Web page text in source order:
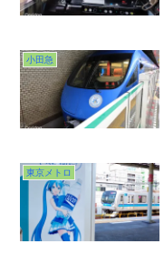
小田急
東京メトロ